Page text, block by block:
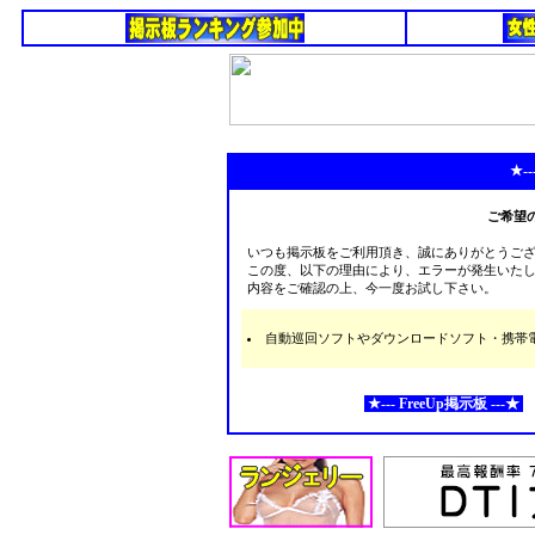
ご希望
いつも掲示板をご利用頂き、誠にありがとうご
この度、以下の理由により、エラーが発生いた
内容をご確認の上、今一度お試し下さい。
自動巡回ソフトやダウンロードソフト・携
★--- FreeUp掲示板 ---★